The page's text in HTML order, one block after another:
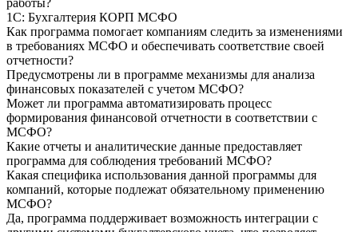
1С: Бухгалтерия КОРП МСФО
Как программа помогает компаниям следить за изменениями
в требованиях МСФО и обеспечивать соответствие своей
отчетности?
Предусмотрены ли в программе механизмы для анализа
финансовых показателей с учетом МСФО?
Может ли программа автоматизировать процесс
формирования финансовой отчетности в соответствии с
МСФО?
Какие отчеты и аналитические данные предоставляет
программа для соблюдения требований МСФО?
Какая специфика использования данной программы для
компаний, которые подлежат обязательному применению
МСФО?
Да, программа поддерживает возможность интеграции с